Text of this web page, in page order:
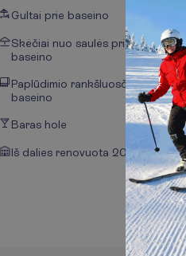
Gultai prie baseino
Skėčiai nuo saulės prie
baseino
Paplūdimio rankšluosčiai prie
baseino
Baras hole
Iš dalies renovuota 2021 m.